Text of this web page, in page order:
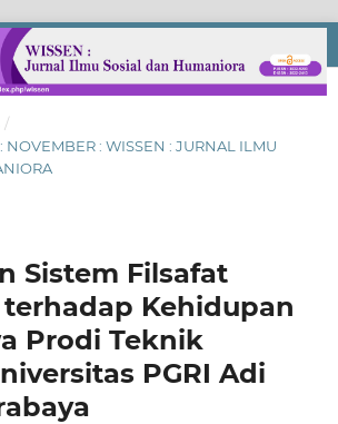
/
NOVEMBER : WISSEN : JURNAL ILMU
Sistem Filsafat
terhadap Kehidupan
Prodi Teknik
PGRI Adi